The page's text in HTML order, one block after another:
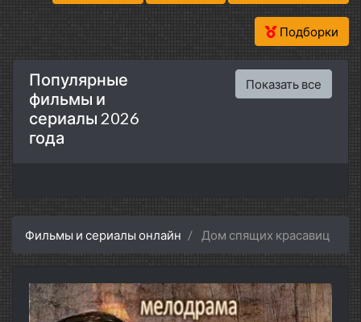
Подборки
Популярные
фильмы и
сериалы 2026
года
Показать все
Фильмы и сериалы онлайн Дом спящих красавиц